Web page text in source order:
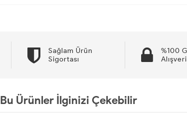
Sağlam Ürün
Sigortası
%100
Bu Ürünler İlginizi Çekebilir